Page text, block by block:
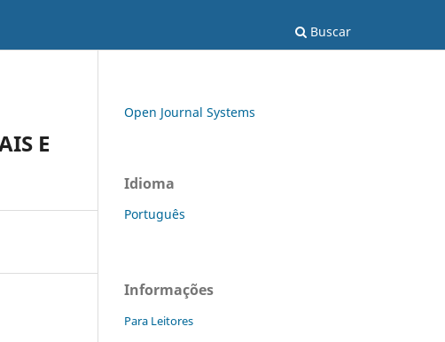
Buscar
E
Open Journal Systems
Idioma
Português
Informações
Para Leitores